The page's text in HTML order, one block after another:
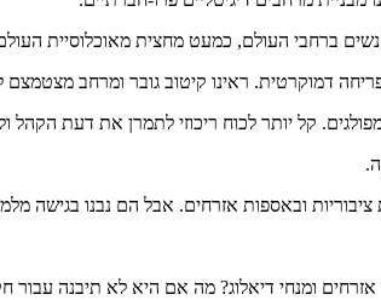
דמוקרטית. ראינו קיטוב גובר ומרחב מצטמצם
קל יותר לכוח ריכוזי לתמרן את דעת הקהל
ומנחי דיאלוג? מה אם היא לא תיבנה עבור